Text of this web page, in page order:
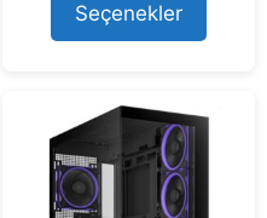
Seçenekler